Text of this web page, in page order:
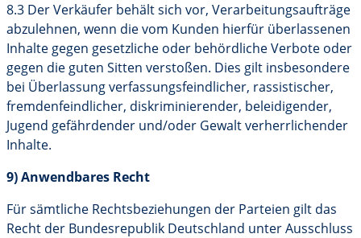
8.3 Der Verkäufer behält sich vor, Verarbeitungsaufträge
abzulehnen, wenn die vom Kunden hierfür überlassenen
Inhalte gegen gesetzliche oder behördliche Verbote oder
gegen die guten Sitten verstoßen. Dies gilt insbesondere
bei Überlassung verfassungsfeindlicher, rassistischer,
fremdenfeindlicher, diskriminierender, beleidigender,
Jugend gefährdender und/oder Gewalt verherrlichender
Inhalte.
9) Anwendbares Recht
Für sämtliche Rechtsbeziehungen der Parteien gilt das
Recht der Bundesrepublik Deutschland unter Ausschluss